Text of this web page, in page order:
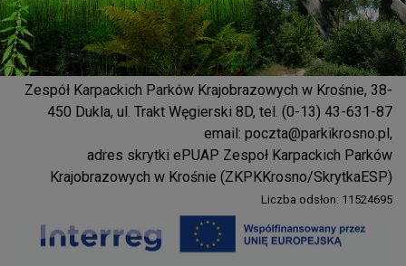
Projekty EU
Zespół Karpackich Parków Krajobrazowych w Krośnie, 38-
450 Dukla, ul. Trakt Węgierski 8D, tel. (0-13) 43-631-87
email: poczta@parkikrosno.pl,
adres skrytki ePUAP Zespoł Karpackich Parków
Krajobrazowych w Krośnie (ZKPKKrosno/SkrytkaESP)
Liczba odsłon: 11524695
Parki Krosno